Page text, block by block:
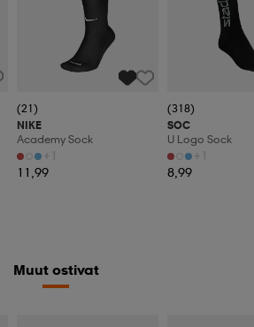
(21)
NIKE
Academy Sock
+1
11,99
(318)
SOC
U Logo Sock
+1
8,99
Muut ostivat